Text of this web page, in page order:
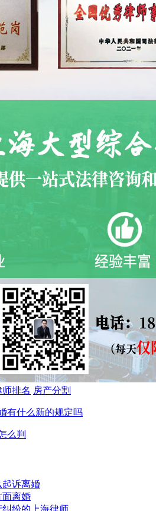
师排名 房产分割
有什么新的规定吗
么判
起诉离婚
面离婚